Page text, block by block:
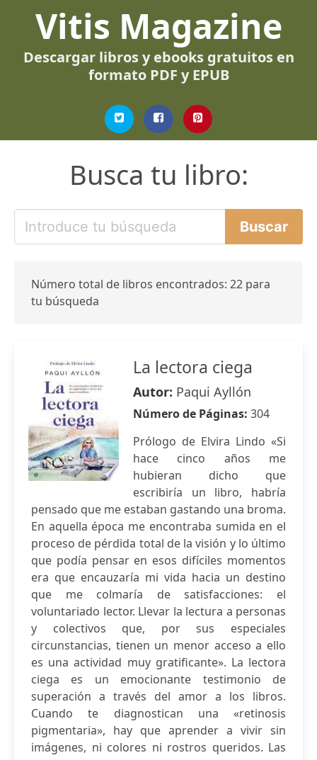
Vitis Magazine
Descargar libros y ebooks gratuitos en
formato PDF y EPUB
Busca tu libro:
Número total de libros encontrados: 22 para
tu búsqueda
La lectora ciega
Autor: Paqui Ayllón
Número de Páginas: 304
Prólogo de Elvira Lindo «Si
hace cinco años me
hubieran dicho que
escribiría un libro, habría
pensado que me estaban gastando una broma.
En aquella época me encontraba sumida en el
proceso de pérdida total de la visión y lo último
que podía pensar en esos difíciles momentos
era que encauzaría mi vida hacia un destino
que me colmaría de satisfacciones: el
voluntariado lector. Llevar la lectura a personas
y colectivos que, por sus especiales
circunstancias, tienen un menor acceso a ello
es una actividad muy gratificante». La lectora
ciega es un emocionante testimonio de
superación a través del amor a los libros.
Cuando te diagnostican una «retinosis
pigmentaria», hay que aprender a vivir sin
imágenes, ni colores ni rostros queridos. Las